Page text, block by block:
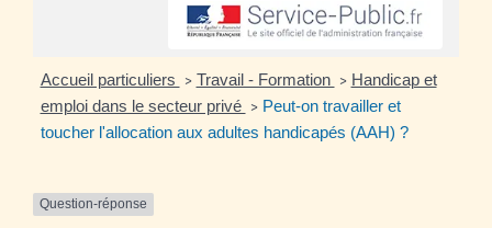
Accueil particuliers > Travail - Formation > Handicap et
emploi dans le secteur privé > Peut-on travailler et
toucher l'allocation aux adultes handicapés (AAH) ?
Question-réponse